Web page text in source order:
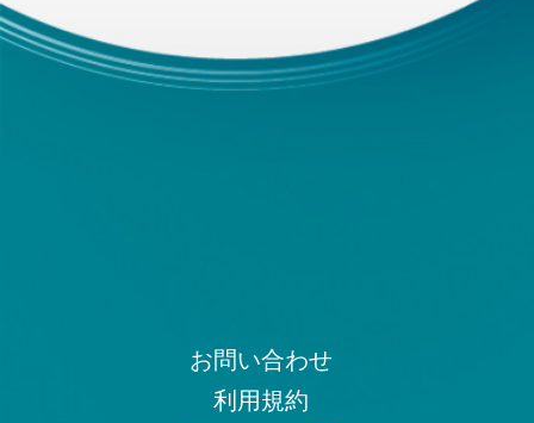
お問い合わせ
利用規約